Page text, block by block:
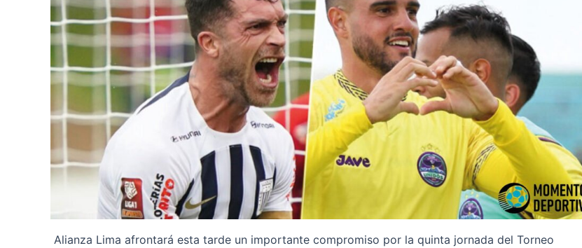
Alianza Lima afrontará esta tarde un importante compromiso por la quinta jornada del Torneo